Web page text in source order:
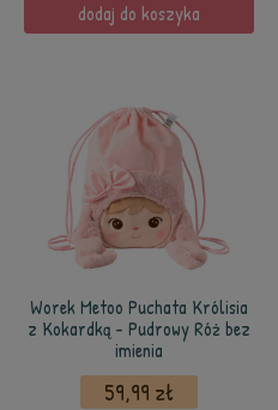
dodaj do koszyka
Worek Metoo Puchata Królisia
z Kokardką - Pudrowy Róż bez
imienia
59,99 zł